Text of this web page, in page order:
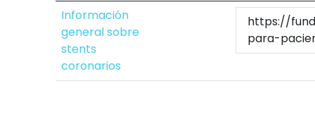
Información
general sobre
stents
coronarios
https://
para-